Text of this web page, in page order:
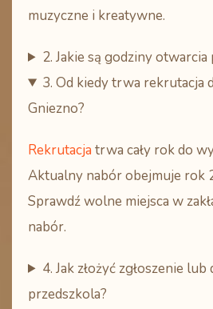
muzyczne i kreatywne.
2. Jakie są godziny otwarcia
3. Od kiedy trwa rekrutacja
Gniezno?
Rekrutacja trwa cały rok do
Aktualny nabór obejmuje rok
Sprawdź wolne miejsca w
nabór.
4. Jak złożyć zgłoszenie
przedszkola?